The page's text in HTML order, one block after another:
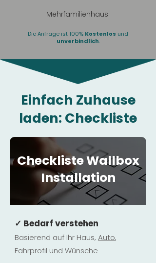
Mehrfamilienhaus
Die Anfrage ist 100% Kostenlos und
unverbindlich.
Einfach Zuhause
laden: Checkliste
Checkliste Wallbox
Installation
✓ Bedarf verstehen
Basierend auf Ihr Haus, Auto,
Fahrprofil und Wünsche